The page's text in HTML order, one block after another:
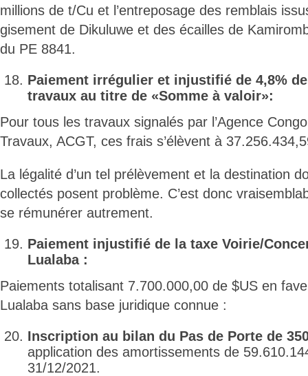
millions de t/Cu et l’entreposage des remblais
gisement de Dikuluwe et des écailles de
du PE 8841.
Paiement irrégulier et injustifié de 4,8%
travaux au titre de «Somme à valoir»:
Pour tous les travaux signalés par l’Agence
Travaux, ACGT, ces frais s’élèvent à
La légalité d’un tel prélèvement et la destination
collectés posent problème. C’est donc
se rémunérer autrement.
Paiement injustifié de la taxe Voirie/
Lualaba :
Paiements totalisant 7.700.000,00 de $US en
Lualaba sans base juridique connue :
Inscription au bilan du Pas de Porte de
application des amortissements de
31/12/2021.